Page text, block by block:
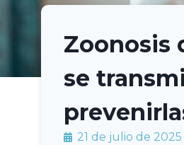
Zoonosis
se
21 de julio de 2025